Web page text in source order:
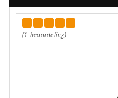
(1 beoordeling)